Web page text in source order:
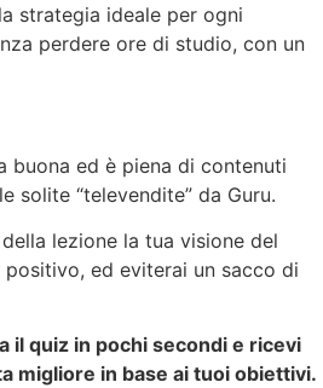
strategia ideale per ogni
perdere ore di studio, con un
buona ed è piena di contenuti
solite “televendite” da Guru.
lezione la tua visione del
ed eviterai un sacco di
il quiz in pochi secondi e ricevi
migliore in base ai tuoi obiettivi.